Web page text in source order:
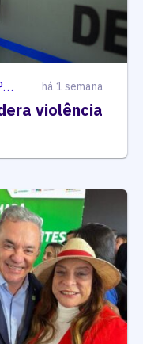
ANUÁRIO DE SEGURANÇA PÚBLICA há 1 semana
violência